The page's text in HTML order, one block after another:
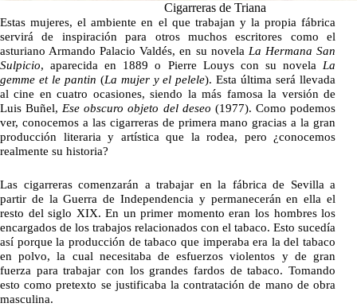
Cigarreras de Triana
Estas mujeres, el ambiente en el que trabajan y la propia fábrica
servirá de inspiración para otros muchos escritores como el
asturiano Armando Palacio Valdés, en su novela La Hermana San
Sulpicio, aparecida en 1889 o Pierre Louys con su novelaLa
gemme et le pantin (La mujer y el pelele). Esta última será llevada
al cine en cuatro ocasiones, siendo la más famosa la versión de
Luis Buñel,Ese obscuro objeto del deseo (1977). Como podemos
ver, conocemos a las cigarreras de primera mano gracias a la gran
producción literaria y artística que la rodea, pero ¿conocemos
realmente su historia?
Las cigarreras comenzarán a trabajar en la fábrica de Sevilla a
partir de la Guerra de Independencia y permanecerán en ella el
resto del siglo XIX. En un primer momento eran los hombres los
encargados de los trabajos relacionados con el tabaco. Esto sucedía
así porque la producción de tabaco que imperaba era la del tabaco
en polvo, la cual necesitaba de esfuerzos violentos y de gran
fuerza para trabajar con los grandes fardos de tabaco. Tomando
esto como pretexto se justificaba la contratación de mano de obra
masculina.